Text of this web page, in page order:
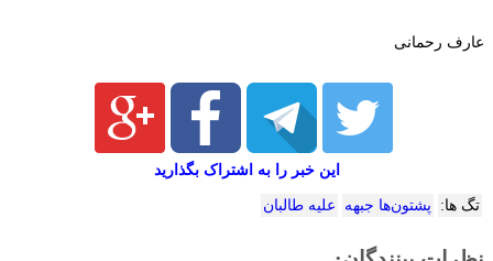
عارف رحمانی
این خبر را به اشتراک بگذارید
تگ ها: پشتون‌ها جبهه‌ علیه طالبان